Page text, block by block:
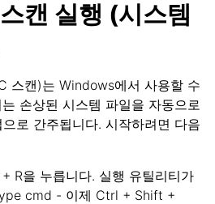
캔 실행 (시스템
스캔)는 Windows에서 사용할 수
손상된 시스템 파일을 자동으로
로 간주됩니다. 시작하려면 다음
R을 누릅니다. 실행 유틸리티가
cmd - 이제 Ctrl + Shift +